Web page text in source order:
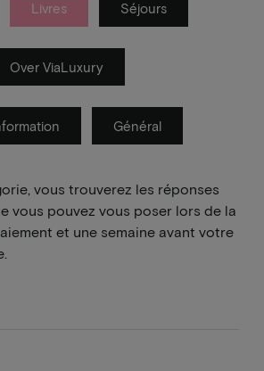
Livres Séjours
Over ViaLuxury
Général
vous trouverez les réponses
vous pouvez vous poser lors de la
et une semaine avant votre